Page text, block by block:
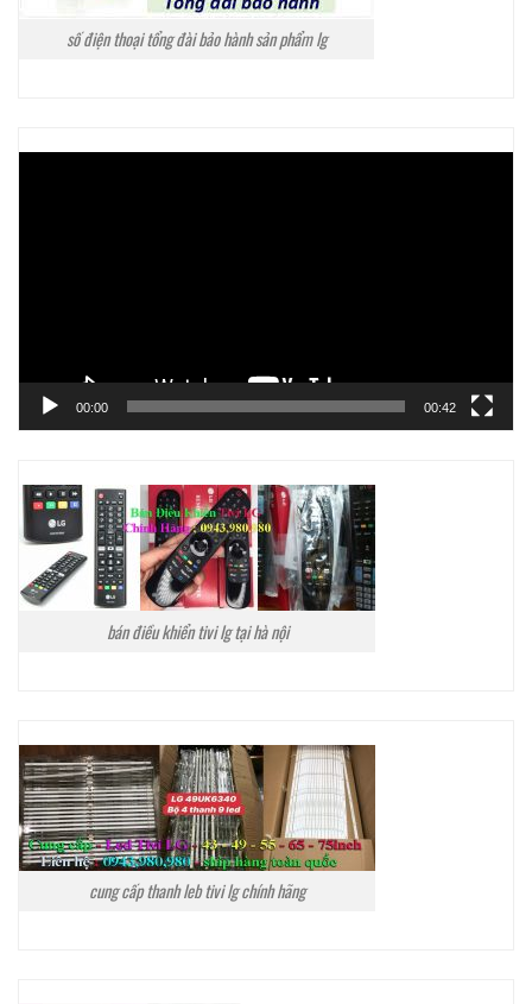
số điện thoại tổng đài bảo hành sản phẩm lg
00:00 00:42
bán điều khiển tivi lg tại hà nội
cung cấp thanh leb tivi lg chính hãng